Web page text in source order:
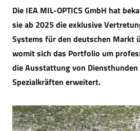
Die IEA MIL-OPTICS GmbH hat
sie ab 2025 die exklusive
Systems für den deutschen Markt
womit sich das Portfolio um
die Ausstattung von
Spezialkräften erweitert.